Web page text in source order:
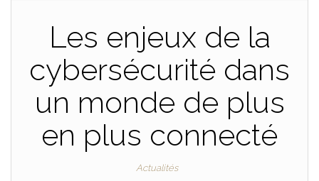
Les enjeux de la
cybersécurité dans
un monde de plus
en plus connecté
Actualités